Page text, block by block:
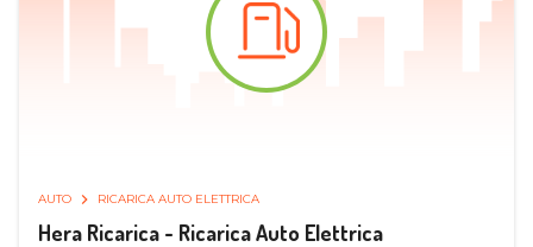
AUTO RICARICA AUTO ELETTRICA
Hera Ricarica - Ricarica Auto Elettrica